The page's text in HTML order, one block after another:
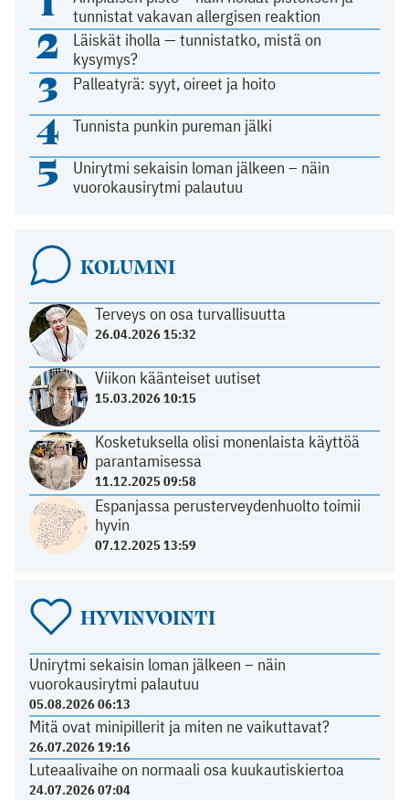
tunnistat vakavan allergisen reaktion
2
Läiskät iholla — tunnistatko, mistä on
kysymys?
3 Palleatyrä: syyt, oireet ja hoito
4 Tunnista punkin pureman jälki
5
Unirytmi sekaisin loman jälkeen – näin
vuorokausirytmi palautuu
KOLUMNI
Terveys on osa turvallisuutta
26.04.2026 15:32
Viikon käänteiset uutiset
15.03.2026 10:15
Kosketuksella olisi monenlaista käyttöä
parantamisessa
11.12.2025 09:58
Espanjassa perusterveydenhuolto toimii
hyvin
07.12.2025 13:59
HYVINVOINTI
Unirytmi sekaisin loman jälkeen – näin
vuorokausirytmi palautuu
05.08.2026 06:13
Mitä ovat minipillerit ja miten ne vaikuttavat?
26.07.2026 19:16
Luteaalivaihe on normaali osa kuukautiskiertoa
24.07.2026 07:04